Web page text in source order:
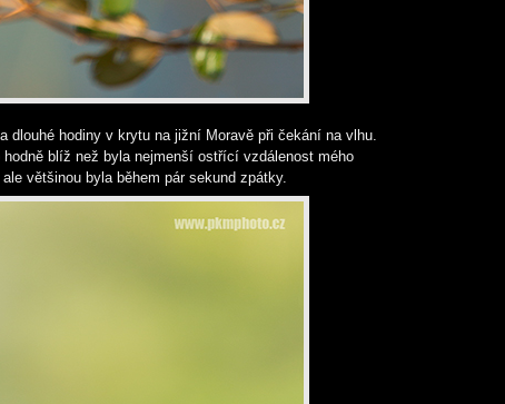
dlouhé hodiny v krytu na jižní Moravě při čekání na vlhu.
blíž než byla nejmenší ostřící vzdálenost mého
většinou byla během pár sekund zpátky.